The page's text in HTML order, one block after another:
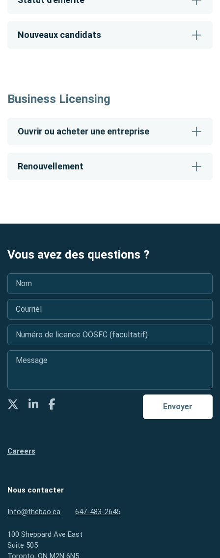
Nouveaux candidats
Business Licensing
Ouvrir ou acheter une entreprise
Renouvellement
Vous avez des questions ?
Nom
Courriel
Numéro de licence OOSFC (facultatif)
Message
Envoyer
TwitterLinkedInFacebook
Careers
Nous contacter
Info@thebao.ca 647-483-2645
100 Sheppard Ave East
Suite 505
Toronto, ON M2N 6N5